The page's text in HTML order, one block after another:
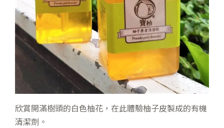
欣賞開滿樹頭的白色柚花，在此體驗柚子皮製成的有機
清潔劑。